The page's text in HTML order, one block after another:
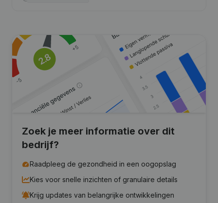
Zoek je meer informatie over dit
bedrijf?
Raadpleeg de gezondheid in een oogopslag
Kies voor snelle inzichten of granulaire details
Krijg updates van belangrijke ontwikkelingen